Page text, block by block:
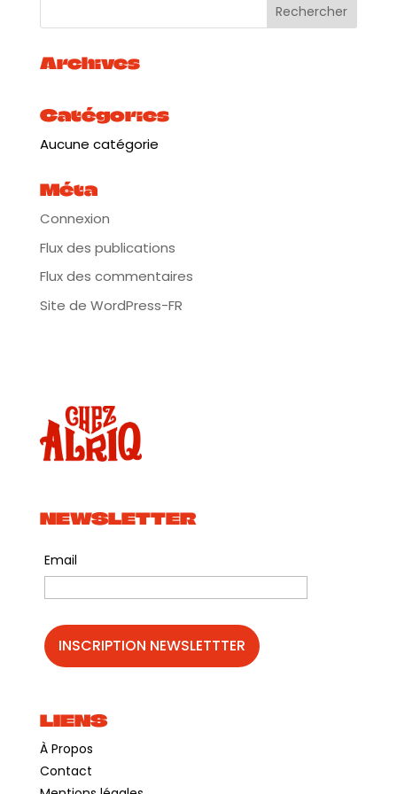
Archives
Catégories
Aucune catégorie
Méta
Connexion
Flux des publications
Flux des commentaires
Site de WordPress-FR
NEWSLETTER
Email
LIENS
À Propos
Contact